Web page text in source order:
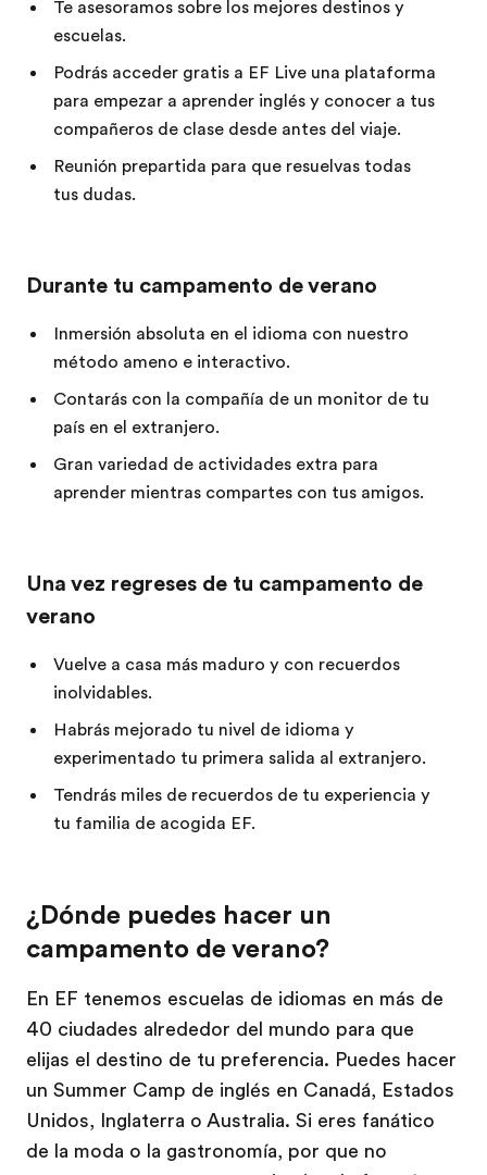
Te asesoramos sobre los mejores destinos y
escuelas.
Podrás acceder gratis a EF Live una plataforma
para empezar a aprender inglés y conocer a tus
compañeros de clase desde antes del viaje.
Reunión prepartida para que resuelvas todas
tus dudas.
Durante tu campamento de verano
Inmersión absoluta en el idioma con nuestro
método ameno e interactivo.
Contarás con la compañía de un monitor de tu
país en el extranjero.
Gran variedad de actividades extra para
aprender mientras compartes con tus amigos.
Una vez regreses de tu campamento de
verano
Vuelve a casa más maduro y con recuerdos
inolvidables.
Habrás mejorado tu nivel de idioma y
experimentado tu primera salida al extranjero.
Tendrás miles de recuerdos de tu experiencia y
tu familia de acogida EF.
¿Dónde puedes hacer un
campamento de verano?
En EF tenemos escuelas de idiomas en más de
40 ciudades alrededor del mundo para que
elijas el destino de tu preferencia. Puedes hacer
un Summer Camp de inglés en Canadá, Estados
Unidos, Inglaterra o Australia. Si eres fanático
de la moda o la gastronomía, por que no